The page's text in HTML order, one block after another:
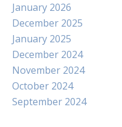
January 2026
December 2025
January 2025
December 2024
November 2024
October 2024
September 2024